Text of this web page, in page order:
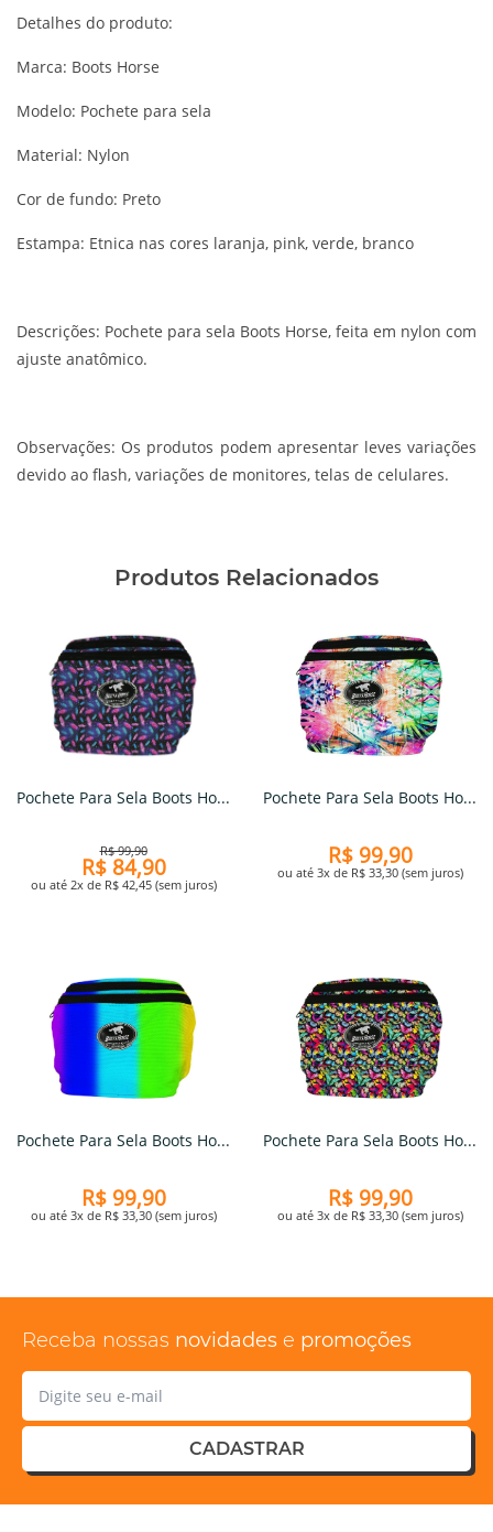
Detalhes do produto:
Marca: Boots Horse
Modelo: Pochete para sela
Material: Nylon
Cor de fundo: Preto
Estampa: Etnica nas cores laranja, pink, verde, branco
Descrições: Pochete para sela Boots Horse, feita em nylon com
ajuste anatômico.
Observações: Os produtos podem apresentar leves variações
devido ao flash, variações de monitores, telas de celulares.
Produtos Relacionados
Pochete Para Sela Boots Ho...
R$ 99,90
R$ 84,90
ou até 2x de R$ 42,45 (sem juros)
Pochete Para Sela Boots Ho...
R$ 99,90
ou até 3x de R$ 33,30 (sem juros)
Pochete Para Sela Boots Ho...
R$ 99,90
ou até 3x de R$ 33,30 (sem juros)
Pochete Para Sela Boots Ho...
R$ 99,90
ou até 3x de R$ 33,30 (sem juros)
Receba nossas novidades e promoções
CADASTRAR